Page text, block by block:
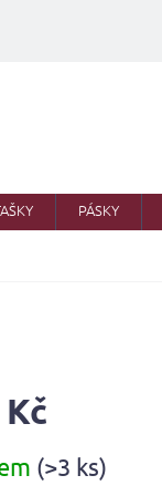
PÁSKY
(>3 ks)